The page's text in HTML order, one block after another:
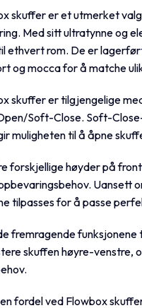
skuffer er et utmerket
Med sitt ultratynne og
ethvert rom. De er
og mocca for å matche
skuffer er tilgjengelige
Soft-Close. Soft-
muligheten til å åpne
forskjellige høyder på
Uansett
tilpasses for å passe
fremragende
skuffen høyre-venstre,
fordel ved Flowbox